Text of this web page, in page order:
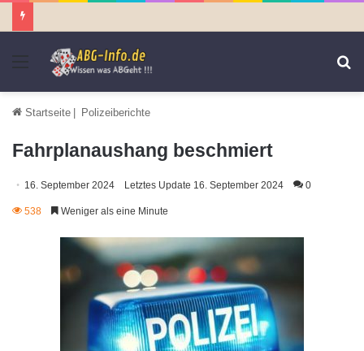
Menü
Startseite | Polizeiberichte
Fahrplanaushang beschmiert
16. September 2024 Letztes Update 16. September 2024 0
538 Weniger als eine Minute